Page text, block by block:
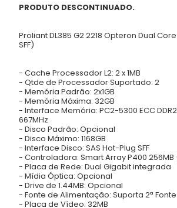
PRODUTO DESCONTINUADO.
Proliant DL385 G2 2218 Opteron Dual
SFF)
- Cache Processador L2: 2 x 1MB
- Qtde de Processador Suportado: 2
- Memória Padrão: 2x1GB
- Memória Máxima: 32GB
- Interface Memória: PC2-5300 ECC DDR2
667MHz
- Disco Padrão: Opcional
- Disco Máximo: 1168GB
- Interface Disco: SAS Hot-Plug SFF
- Controladora: Smart Array P400 256MB
- Placa de Rede: Dual Gigabit integrada
- Mídia Óptica: Opcional
- Drive de 1.44MB: Opcional
- Fonte de Alimentação: Suporta 2ª
- Placa de Vídeo: 32MB